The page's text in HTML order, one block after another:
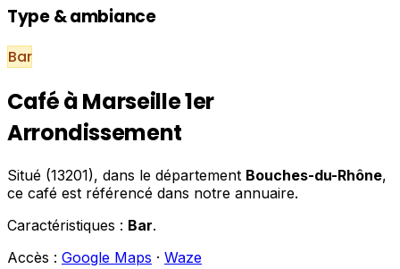
Type & ambiance
Bar
Café à Marseille 1er
Arrondissement
Situé (13201), dans le département Bouches-du-Rhône,
ce café est référencé dans notre annuaire.
Caractéristiques : Bar.
Accès : Google Maps · Waze